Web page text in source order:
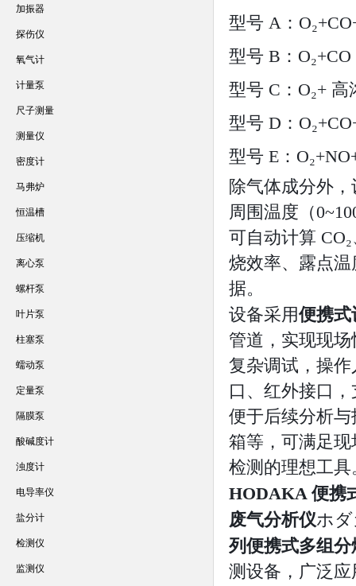
型号 A：
型号 B：
型号 C：O₂+
型号 D：
型号 E：
除气体成分外
周围温度（
可自动计算
烧效率、露点
据。
设备采用便携式
管道，实现现
复杂调试，操
口、红外接口
便于后续分析
箱等，可满足
检测的理想工具
HODAKA 便携
废气分析仪ホダ
列便携式多组
测设备，广泛
加振器
探伤仪
氧气计
计量泵
尺子测量
测量仪
密度计
马弗炉
恒温槽
压缩机
离心泵
螺杆泵
叶片泵
柱塞泵
蠕动泵
定量泵
隔膜泵
酸碱度计
浊度计
电导率仪
盐分计
检测仪
监测仪